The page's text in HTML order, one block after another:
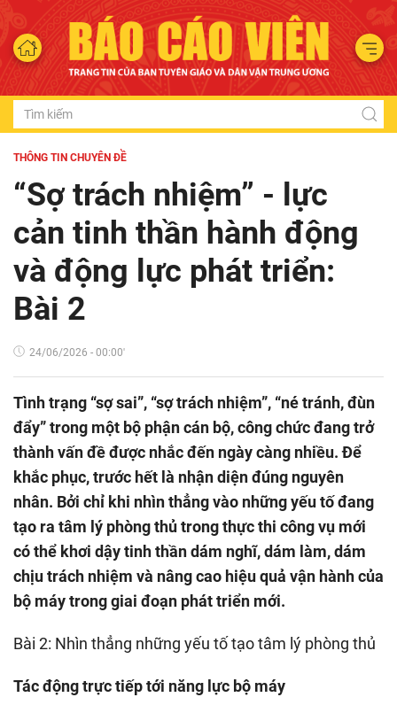
THÔNG TIN CHUYÊN ĐỀ
“Sợ trách nhiệm” - lực
cản tinh thần hành động
và động lực phát triển:
Bài 2
24/06/2026 - 00:00'
Tình trạng “sợ sai”, “sợ trách nhiệm”, “né tránh, đùn
đẩy” trong một bộ phận cán bộ, công chức đang trở
thành vấn đề được nhắc đến ngày càng nhiều. Để
khắc phục, trước hết là nhận diện đúng nguyên
nhân. Bởi chỉ khi nhìn thẳng vào những yếu tố đang
tạo ra tâm lý phòng thủ trong thực thi công vụ mới
có thể khơi dậy tinh thần dám nghĩ, dám làm, dám
chịu trách nhiệm và nâng cao hiệu quả vận hành của
bộ máy trong giai đoạn phát triển mới.
Bài 2: Nhìn thẳng những yếu tố tạo tâm lý phòng thủ
Tác động trực tiếp tới năng lực bộ máy